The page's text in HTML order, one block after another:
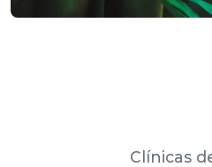
Clínicas